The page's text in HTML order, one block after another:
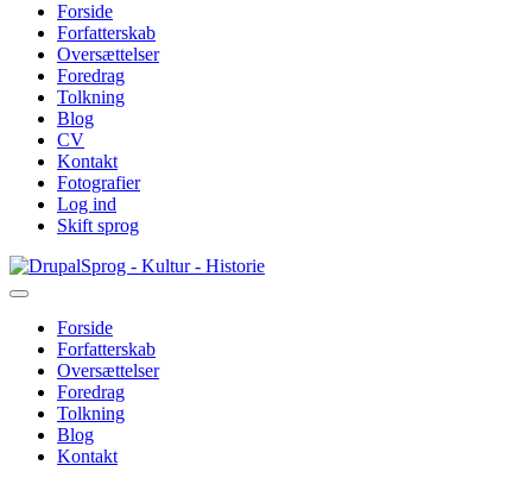
Forside
Forfatterskab
Oversættelser
Foredrag
Tolkning
Blog
CV
Kontakt
Fotografier
Log ind
Skift sprog
Gå
til
Sprog - Kultur - Historie
Primær
navigation
Forside
Forfatterskab
Oversættelser
Foredrag
Tolkning
Blog
Kontakt